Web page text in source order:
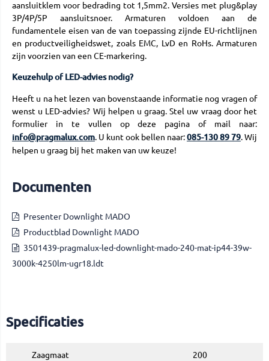
aansluitklem voor bedrading tot 1,5mm2. Versies met plug&play
3P/4P/5P aansluitsnoer. Armaturen voldoen aan de
fundamentele eisen van de van toepassing zijnde EU-richtlijnen
en productveiligheidswet, zoals EMC, LvD en RoHs. Armaturen
zijn voorzien van een CE-markering.
Keuzehulp of LED-advies nodig?
Heeft u na het lezen van bovenstaande informatie nog vragen of
wenst u LED-advies? Wij helpen u graag. Stel uw vraag door het
formulier in te vullen op deze pagina of mail naar:
info@pragmalux.com. U kunt ook bellen naar:085-130 89 79. Wij
helpen u graag bij het maken van uw keuze!
Documenten
Presenter Downlight MADO
Productblad Downlight MADO
3501439-pragmalux-led-downlight-mado-240-mat-ip44-39w-
3000k-4250lm-ugr18.ldt
Specificaties
Zaagmaat 200